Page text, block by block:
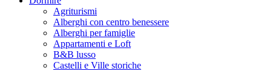
Agriturismi
Alberghi con centro benessere
Alberghi per famiglie
Appartamenti e Loft
B&B lusso
Castelli e Ville storiche